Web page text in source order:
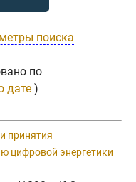
поиска
по
дате )
принятия
цифровой энергетики